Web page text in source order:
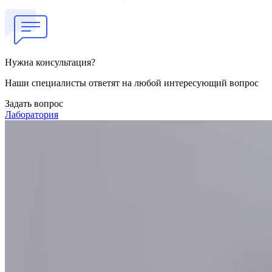
Нужна консультация?
Наши специалисты ответят на любой интересующий вопрос
Задать вопрос
Лаборатория